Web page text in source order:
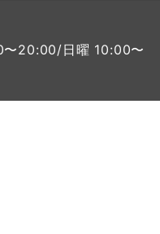
20:00/日曜 10:00〜